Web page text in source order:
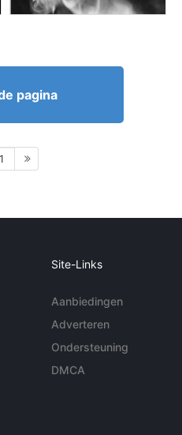
pagina
1
Site-Links
Aanbiedingen
Adverteren
Ondersteuning
DMCA